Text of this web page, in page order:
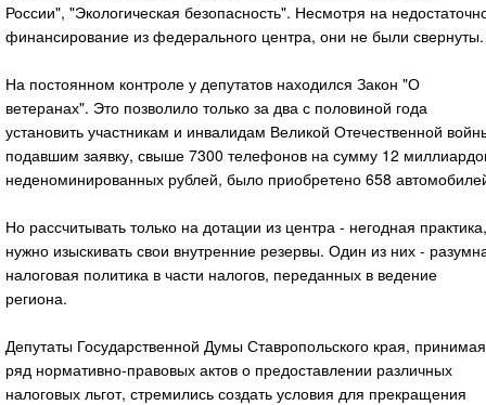
России", "Экологическая безопасность". Несмотря на
финансирование из федерального центра, они не были свернуты.
На постоянном контроле у депутатов находился Закон "О
ветеранах". Это позволило только за два с половиной года
установить участникам и инвалидам Великой Отечественной
подавшим заявку, свыше 7300 телефонов на сумму 12
неденоминированных рублей, было приобретено 658
Но рассчитывать только на дотации из центра - негодная практика,
нужно изыскивать свои внутренние резервы. Один из них -
налоговая политика в части налогов, переданных в ведение
региона.
Депутаты Государственной Думы Ставропольского края, принимая
ряд нормативно-правовых актов о предоставлении различных
налоговых льгот, стремились создать условия для прекращения